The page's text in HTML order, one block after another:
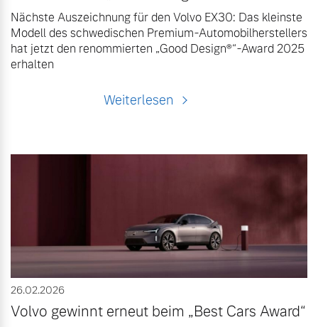
Nächste Auszeichnung für den Volvo EX30: Das kleinste
Modell des schwedischen Premium-Automobilherstellers
hat jetzt den renommierten „Good Design®“-Award 2025
erhalten
Weiterlesen
26.02.2026
Volvo gewinnt erneut beim „Best Cars Award“